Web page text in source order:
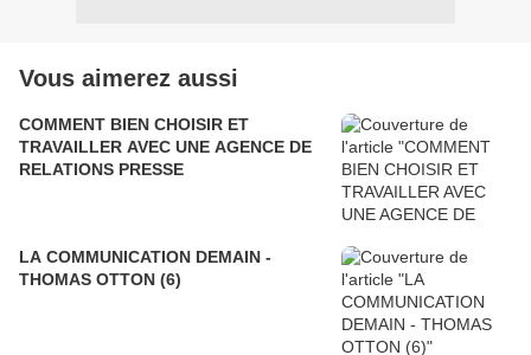
Vous aimerez aussi
COMMENT BIEN CHOISIR ET
TRAVAILLER AVEC UNE AGENCE DE
RELATIONS PRESSE
LA COMMUNICATION DEMAIN -
THOMAS OTTON (6)